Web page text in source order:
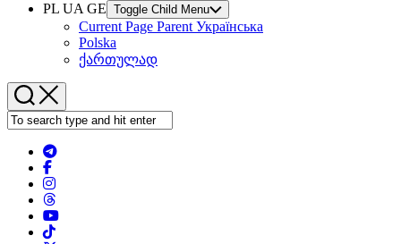
PL UA GE Toggle Child Menu
Current Page Parent Українська
Polska
ქართულად